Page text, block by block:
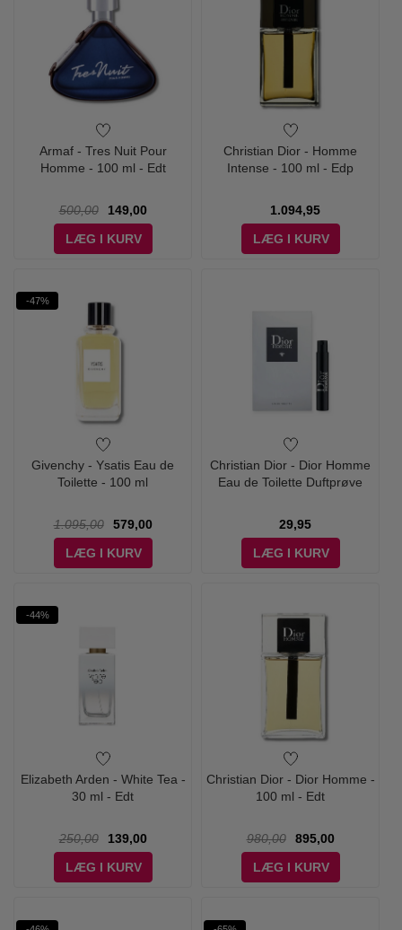
Armaf - Tres Nuit Pour
Homme - 100 ml - Edt
500,00
149,00
LÆG I KURV
Christian Dior - Homme
Intense - 100 ml - Edp
1.094,95
LÆG I KURV
-47%
Givenchy - Ysatis Eau de
Toilette - 100 ml
1.095,00
579,00
LÆG I KURV
Christian Dior - Dior Homme
Eau de Toilette Duftprøve
29,95
LÆG I KURV
-44%
Elizabeth Arden - White Tea -
30 ml - Edt
250,00
139,00
LÆG I KURV
Christian Dior - Dior Homme -
100 ml - Edt
980,00
895,00
LÆG I KURV